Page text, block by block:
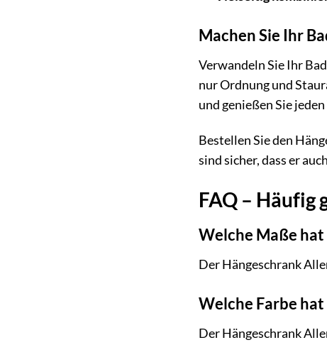
Machen Sie Ihr
Verwandeln Sie Ihr
nur Ordnung und
und genießen Sie
Bestellen Sie den
sind sicher, dass er
FAQ – Häufig
Welche Maße
Der Hängeschrank
Welche Farbe
Der Hängeschrank